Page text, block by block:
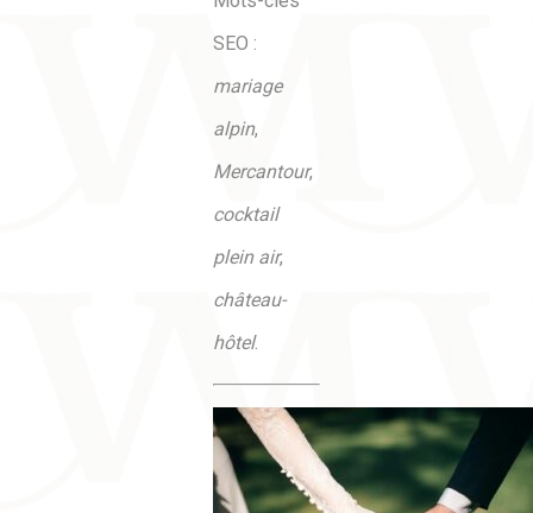
SEO :
mariage
alpin,
Mercantour,
cocktail
plein air,
château-
hôtel.